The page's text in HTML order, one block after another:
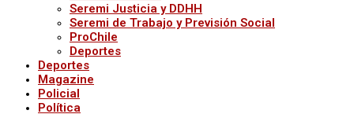
Seremi Justicia y DDHH
Seremi de Trabajo y Previsión Social
ProChile
Deportes
Deportes
Magazine
Policial
Política